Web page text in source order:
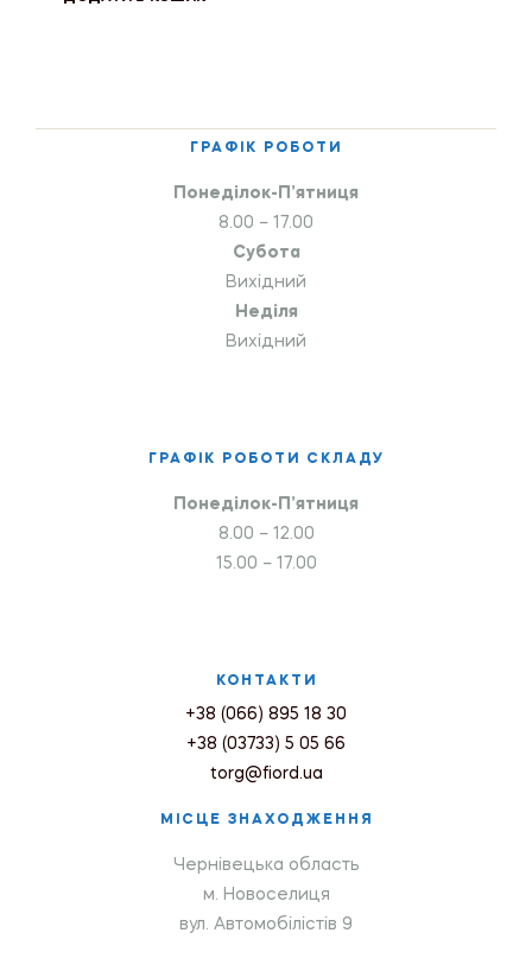
ГРАФІК РОБОТИ
Понеділок-П’ятниця
8.00 – 17.00
Субота
Вихідний
Неділя
Вихідний
ГРАФІК РОБОТИ СКЛАДУ
Понеділок-П’ятниця
8.00 – 12.00
15.00 – 17.00
КОНТАКТИ
+38 (066) 895 18 30
+38 (03733) 5 05 66
torg@fiord.ua
МІСЦЕ ЗНАХОДЖЕННЯ
Чернівецька область
м. Новоселиця
вул. Автомобілістів 9